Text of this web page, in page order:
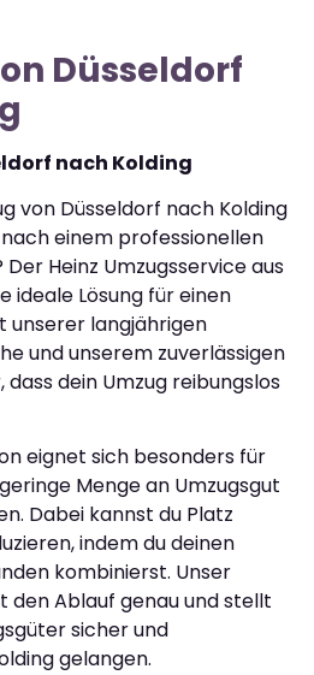
Düsseldorf
nach Kolding
von Düsseldorf nach Kolding
einem professionellen
Heinz Umzugsservice aus
ideale Lösung für einen
unserer langjährigen
und unserem zuverlässigen
dein Umzug reibungslos
eignet sich besonders für
Menge an Umzugsgut
Dabei kannst du Platz
indem du deinen
kombinierst. Unser
Ablauf genau und stellt
sicher und
gelangen.